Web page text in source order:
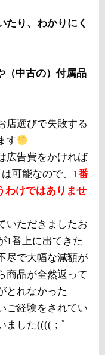
たり、わかりにく
（中古の）付属品
店選びで失敗する
す
広告費をかければ
可能なので、 1番
わけではありませ
いただきましたお
1番上に出てきた
尽で大幅な減額が
商品が全然返って
とれなかった
ご経験をされてい
ました((((；ﾟ